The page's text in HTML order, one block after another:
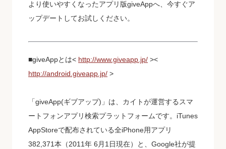
より使いやすくなったアプリ版giveAppへ、今すぐア
ップデートしてお試しください。
■giveAppとは< http://www.giveapp.jp/ ><
http://android.giveapp.jp/ >
「giveApp(ギブアップ)」は、カイトが運営するスマ
ートフォンアプリ検索プラットフォームです。iTunes
AppStoreで配布されている全iPhone用アプリ
382,371本（2011年 6月1日現在）と、Google社が提